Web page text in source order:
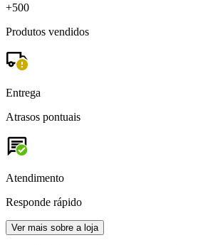
+500
Produtos vendidos
Entrega
Atrasos pontuais
Atendimento
Responde rápido
Ver mais sobre a loja